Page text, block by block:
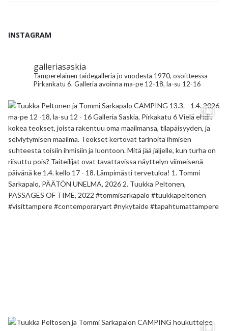
INSTAGRAM
galleriasaskia
Tamperelainen taidegalleria jo vuodesta 1970, osoitteessa
Pirkankatu 6. Galleria avoinna ma-pe 12-18, la-su 12-16